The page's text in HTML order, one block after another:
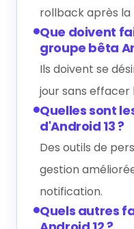
Quelles sont
d'Android 13 ?
Des outils de
gestion
notification.
Quels autres
Android 12 ?
Samsung, Oppo,
Xiaomi, Tecno
À suivre